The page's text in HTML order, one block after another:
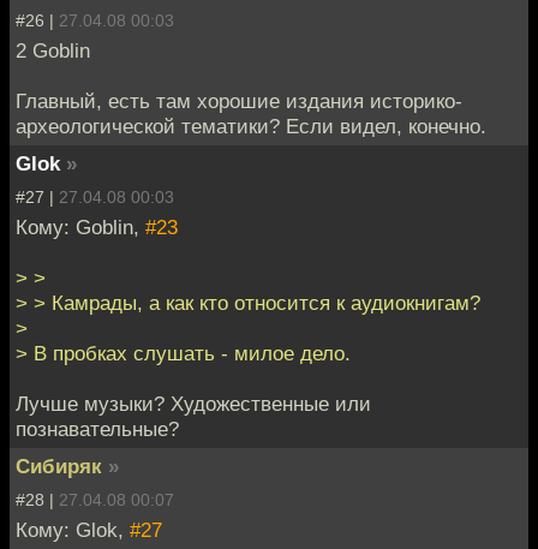
#26 | 27.04.08 00:03
2 Goblin
Главный, есть там хорошие издания историко-
археологической тематики? Если видел, конечно.
Glok »
#27 | 27.04.08 00:03
Кому: Goblin, #23
> >
> > Камрады, а как кто относится к аудиокнигам?
>
> В пробках слушать - милое дело.
Лучше музыки? Художественные или
познавательные?
Сибиряк »
#28 | 27.04.08 00:07
Кому: Glok, #27